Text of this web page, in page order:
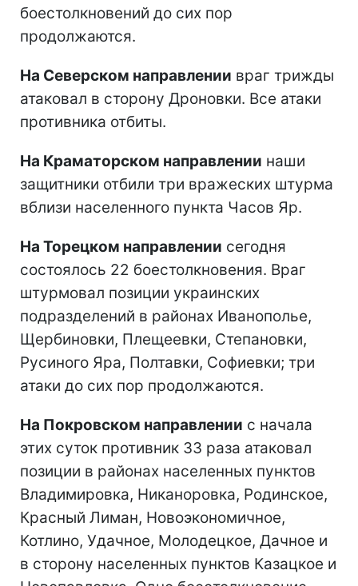
боестолкновений до сих пор
продолжаются.
На Северском направлении враг трижды
атаковал в сторону Дроновки. Все атаки
противника отбиты.
На Краматорском направлении наши
защитники отбили три вражеских штурма
вблизи населенного пункта Часов Яр.
На Торецком направлении сегодня
состоялось 22 боестолкновения. Враг
штурмовал позиции украинских
подразделений в районах Иванополье,
Щербиновки, Плещеевки, Степановки,
Русиного Яра, Полтавки, Софиевки; три
атаки до сих пор продолжаются.
На Покровском направлении с начала
этих суток противник 33 раза атаковал
позиции в районах населенных пунктов
Владимировка, Никаноровка, Родинское,
Красный Лиман, Новоэкономичное,
Котлино, Удачное, Молодецкое, Дачное и
в сторону населенных пунктов Казацкое и